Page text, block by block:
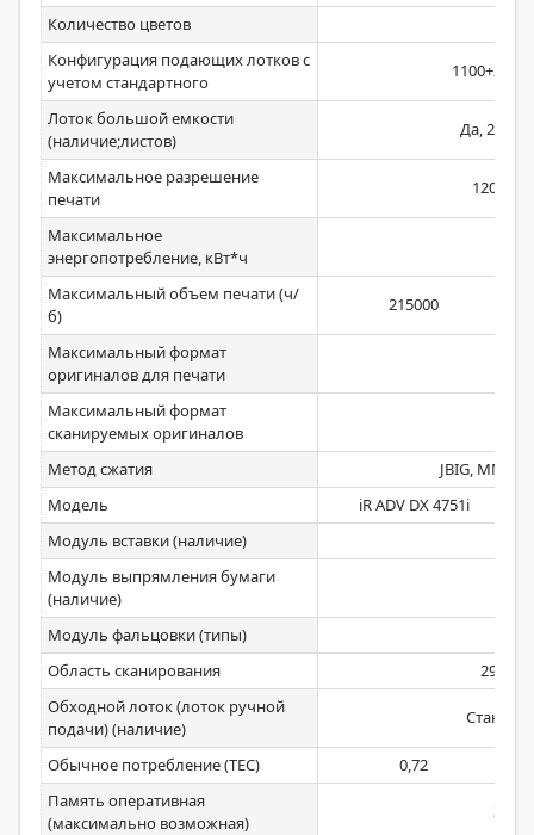
Количество цветов
Конфигурация подающих лотков с
учетом стандартного
Лоток большой емкости
(наличие;листов)
Да, 2450;
Максимальное разрешение
печати
Максимальное
энергопотребление, кВт*ч
Максимальный объем печати (ч/
б)
215000
Максимальный формат
оригиналов для печати
Максимальный формат
сканируемых оригиналов
Метод сжатия
JBIG, MMR,
Модель
iR ADV DX 4751i
Модуль вставки (наличие)
Модуль выпрямления бумаги
(наличие)
Модуль фальцовки (типы)
Область сканирования
Обходной лоток (лоток ручной
подачи) (наличие)
Обычное потребление (ТЕС)
0,72
Память оперативная
(максимально возможная)
3072